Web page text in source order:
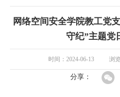
网络空间安全学院教工党
守纪”主题党
时间：2024-06-13 浏
分享：